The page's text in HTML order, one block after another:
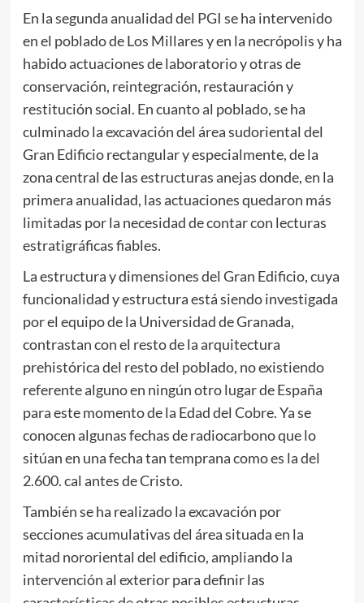
En la segunda anualidad del PGI se ha intervenido
en el poblado de Los Millares y en la necrópolis y ha
habido actuaciones de laboratorio y otras de
conservación, reintegración, restauración y
restitución social. En cuanto al poblado, se ha
culminado la excavación del área sudoriental del
Gran Edificio rectangular y especialmente, de la
zona central de las estructuras anejas donde, en la
primera anualidad, las actuaciones quedaron más
limitadas por la necesidad de contar con lecturas
estratigráficas fiables.
La estructura y dimensiones del Gran Edificio, cuya
funcionalidad y estructura está siendo investigada
por el equipo de la Universidad de Granada,
contrastan con el resto de la arquitectura
prehistórica del resto del poblado, no existiendo
referente alguno en ningún otro lugar de España
para este momento de la Edad del Cobre. Ya se
conocen algunas fechas de radiocarbono que lo
sitúan en una fecha tan temprana como es la del
2.600. cal antes de Cristo.
También se ha realizado la excavación por
secciones acumulativas del área situada en la
mitad nororiental del edificio, ampliando la
intervención al exterior para definir las